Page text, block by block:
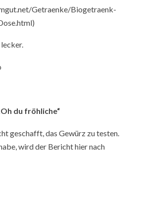
Getraenke/Biogetraenk-
du fröhliche“
geschafft, das Gewürz zu testen.
wird der Bericht hier nach